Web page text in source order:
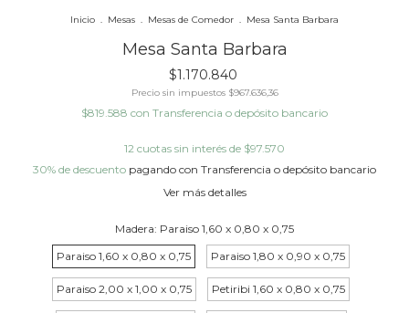
Inicio . Mesas . Mesas de Comedor . Mesa Santa Barbara
Mesa Santa Barbara
$1.170.840
Precio sin impuestos $967.636,36
$819.588 con Transferencia o depósito bancario
12 cuotas sin interés de $97.570
30% de descuento pagando con Transferencia o depósito bancario
Ver más detalles
Madera: Paraiso 1,60 x 0,80 x 0,75
Paraiso 1,60 x 0,80 x 0,75
Paraiso 1,80 x 0,90 x 0,75
Paraiso 2,00 x 1,00 x 0,75 Petiribi 1,60 x 0,80 x 0,75